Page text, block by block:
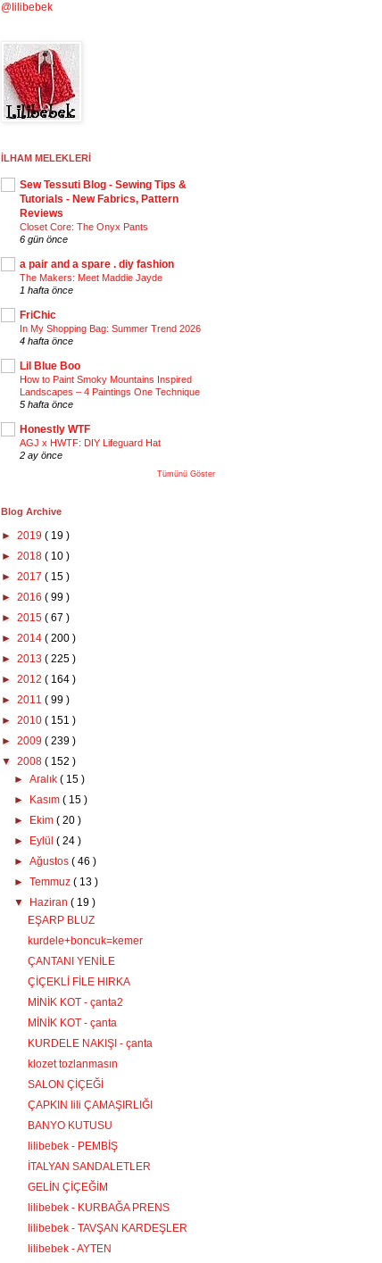
@lilibebek
İLHAM MELEKLERİ
Sew Tessuti Blog - Sewing Tips &
Tutorials - New Fabrics, Pattern
Reviews
Closet Core: The Onyx Pants
6 gün önce
a pair and a spare . diy fashion
The Makers: Meet Maddie Jayde
1 hafta önce
FriChic
In My Shopping Bag: Summer Trend 2026
4 hafta önce
Lil Blue Boo
How to Paint Smoky Mountains Inspired
Landscapes – 4 Paintings One Technique
5 hafta önce
Honestly WTF
AGJ x HWTF: DIY Lifeguard Hat
2 ay önce
Tümünü Göster
Blog Archive
► 2019 ( 19 )
► 2018 ( 10 )
► 2017 ( 15 )
► 2016 ( 99 )
► 2015 ( 67 )
► 2014 ( 200 )
► 2013 ( 225 )
► 2012 ( 164 )
► 2011 ( 99 )
► 2010 ( 151 )
► 2009 ( 239 )
▼ 2008 ( 152 )
►Aralık( 15 )
►
Kasım( 15 )
►
Ekim( 20 )
►
Eylül( 24 )
►Ağustos( 46 )
►Temmuz( 13 )
▼
Haziran( 19 )
EŞARP BLUZ
kurdele+boncuk=kemer
ÇANTANI YENİLE
ÇİÇEKLİ FİLE HIRKA
MİNİK KOT - çanta2
MİNİK KOT - çanta
KURDELE NAKIŞI - çanta
klozet tozlanmasın
SALON ÇİÇEĞİ
ÇAPKIN lili ÇAMAŞIRLIĞI
BANYO KUTUSU
lilibebek - PEMBİŞ
İTALYAN SANDALETLER
GELİN ÇİÇEĞİM
lilibebek - KURBAĞA PRENS
lilibebek - TAVŞAN KARDEŞLER
lilibebek - AYTEN